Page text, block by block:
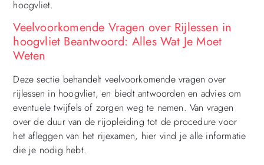
hoogvliet.
Veelvoorkomende Vragen over Rijlessen in
hoogvliet Beantwoord: Alles Wat Je Moet
Weten
Deze sectie behandelt veelvoorkomende vragen over
rijlessen in hoogvliet, en biedt antwoorden en advies om
eventuele twijfels of zorgen weg te nemen. Van vragen
over de duur van de rijopleiding tot de procedure voor
het afleggen van het rijexamen, hier vind je alle informatie
die je nodig hebt.